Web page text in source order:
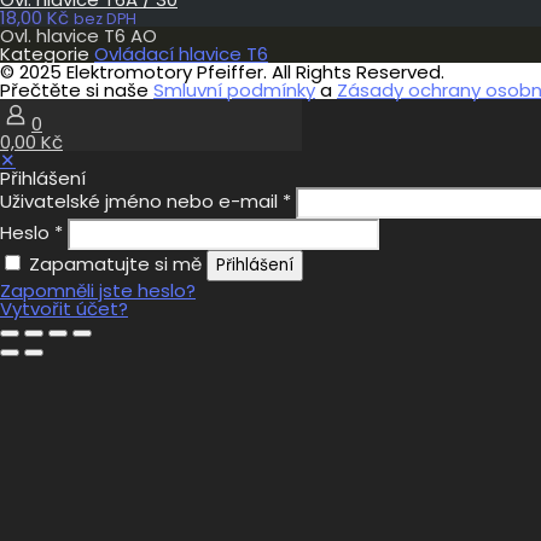
18,00 Kč bez DPH
Ovl. hlavice T6 AO
Kategorie Ovládací hlavice T6
© 2025 Elektromotory Pfeiffer. All Rights Reserved.
Přečtěte si naše Smluvní podmínkya Zásady ochrany
0
0,00 Kč
✕
Přihlášení
Uživatelské jméno nebo e-mail *
Heslo *
Zapamatujte si mě
Přihlášení
Zapomněli jste heslo?
Vytvořit účet?